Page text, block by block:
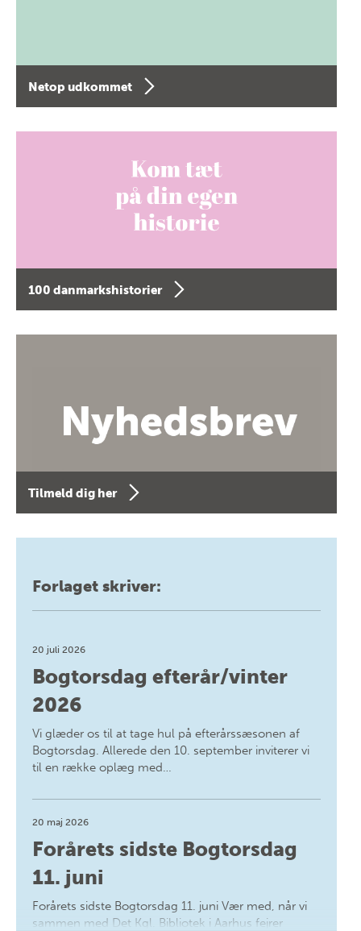
Netop udkommet
100 danmarkshistorier
Tilmeld dig her
Forlaget skriver:
20 juli 2026
Bogtorsdag efterår/vinter
2026
Vi glæder os til at tage hul på efterårssæsonen af
Bogtorsdag. Allerede den 10. september inviterer vi
til en række oplæg med…
20 maj 2026
Forårets sidste Bogtorsdag
11. juni
Forårets sidste Bogtorsdag 11. juni Vær med, når vi
sammen med Det Kgl. Bibliotek i Aarhus fejrer